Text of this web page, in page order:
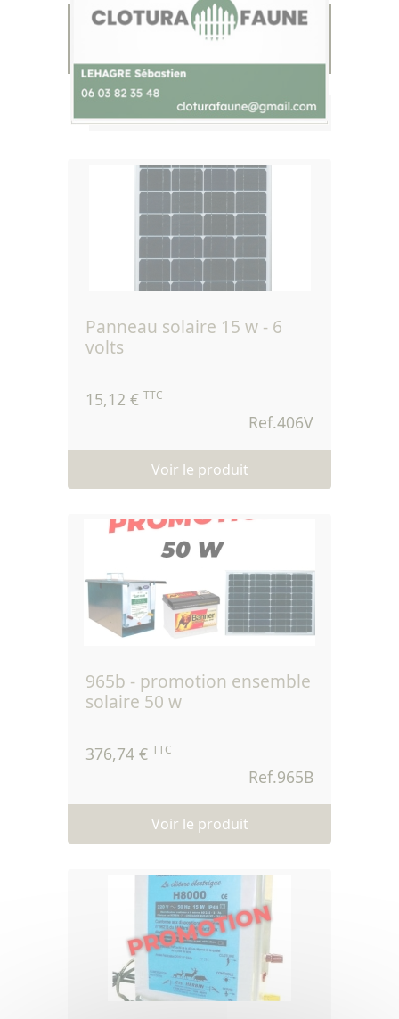
NOTRE SELECTION
panneau solaire 15 w - 6
volts
15,12 € TTC
Ref.406V
Voir le produit
965b - promotion ensemble
solaire 50 w
376,74 € TTC
Ref.965B
Voir le produit